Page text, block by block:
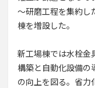
～研磨工程を集約し
棟を増設した。
新工場棟では水栓金
構築と自動化設備の
の向上を図る。省力